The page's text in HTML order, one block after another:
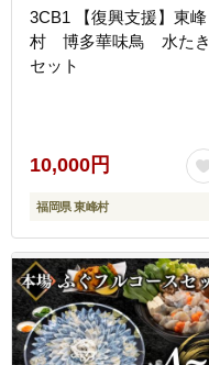
3CB1 【復興支援】東峰
村 博多華味鳥 水たき
セット
10,000円
福岡県 東峰村